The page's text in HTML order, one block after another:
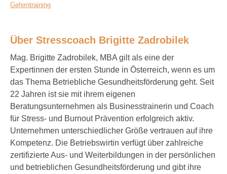
Gehirntraining
Über Stresscoach Brigitte Zadrobilek
Mag. Brigitte Zadrobilek, MBA gilt als eine der
Expertinnen der ersten Stunde in Österreich, wenn es um
das Thema Betriebliche Gesundheitsförderung geht. Seit
22 Jahren ist sie mit ihrem eigenen
Beratungsunternehmen als Businesstrainerin und Coach
für Stress- und Burnout Prävention erfolgreich aktiv.
Unternehmen unterschiedlicher Größe vertrauen auf ihre
Kompetenz. Die Betriebswirtin verfügt über zahlreiche
zertifizierte Aus- und Weiterbildungen in der persönlichen
und betrieblichen Gesundheitsförderung und gibt ihre